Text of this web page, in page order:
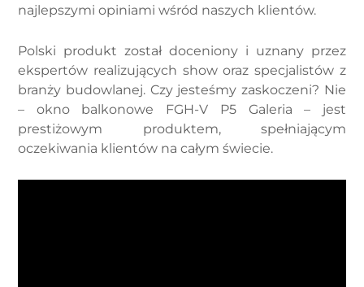
najlepszymi opiniami wśród naszych klientów.
Polski produkt został doceniony i uznany przez
ekspertów realizujących show oraz specjalistów z
branży budowlanej. Czy jesteśmy zaskoczeni? Nie
– okno balkonowe FGH-V P5 Galeria – jest
prestiżowym produktem, spełniającym
oczekiwania klientów na całym świecie.